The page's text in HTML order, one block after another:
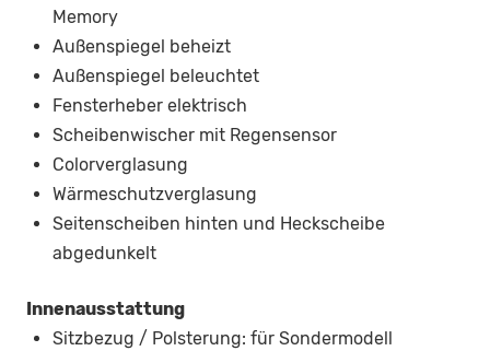
Memory
Außenspiegel beheizt
Außenspiegel beleuchtet
Fensterheber elektrisch
Scheibenwischer mit Regensensor
Colorverglasung
Wärmeschutzverglasung
Seitenscheiben hinten und Heckscheibe
abgedunkelt
Innenausstattung
Sitzbezug / Polsterung: für Sondermodell